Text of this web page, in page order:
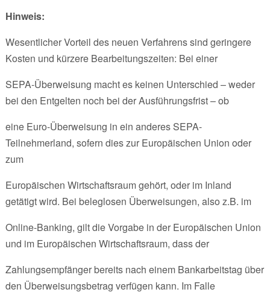
Hinweis:
Wesentlicher Vorteil des neuen Verfahrens sind geringere
Kosten und kürzere Bearbeitungszeiten: Bei einer
SEPA-Überweisung macht es keinen Unterschied – weder
bei den Entgelten noch bei der Ausführungsfrist – ob
eine Euro-Überweisung in ein anderes SEPA-
Teilnehmerland, sofern dies zur Europäischen Union oder
zum
Europäischen Wirtschaftsraum gehört, oder im Inland
getätigt wird. Bei beleglosen Überweisungen, also z.B. im
Online-Banking, gilt die Vorgabe in der Europäischen Union
und im Europäischen Wirtschaftsraum, dass der
Zahlungsempfänger bereits nach einem Bankarbeitstag über
den Überweisungsbetrag verfügen kann. Im Falle